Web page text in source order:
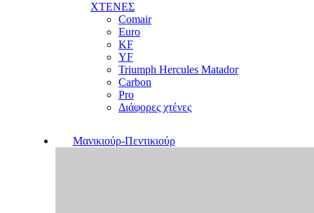
ΧΤΕΝΕΣ
Comair
Euro
KF
YF
Triumph Hercules Matador
Carbon
Pro
Διάφορες χτένες
Μανικιούρ-Πεντικιούρ